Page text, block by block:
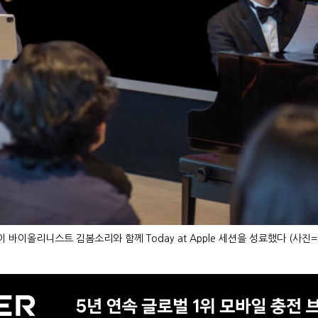
바이올리니스트 김봄소리와 함께 Today at Apple 세션을 성료했다 (사진